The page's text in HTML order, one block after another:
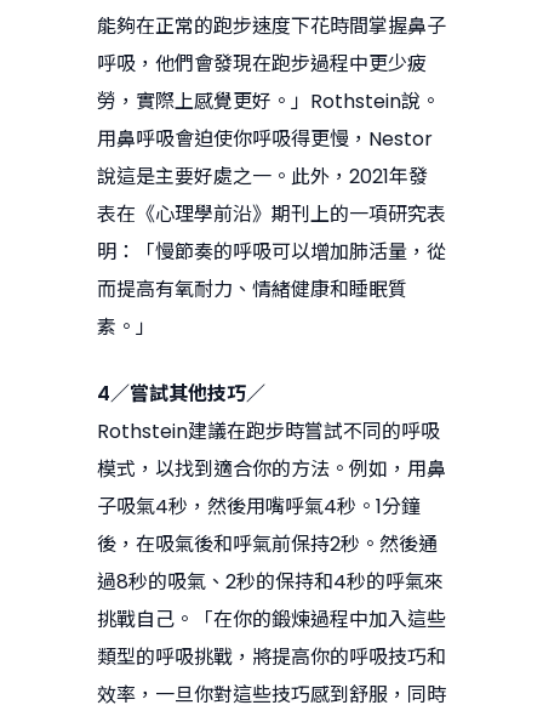
能夠在正常的跑步速度下花時間掌握鼻子
呼吸，他們會發現在跑步過程中更少疲
勞，實際上感覺更好。」Rothstein說。
用鼻呼吸會迫使你呼吸得更慢，Nestor
說這是主要好處之一。此外，2021年發
表在《心理學前沿》期刊上的一項研究表
明：「慢節奏的呼吸可以增加肺活量，從
而提高有氧耐力、情緒健康和睡眠質
素。」
4／嘗試其他技巧／
Rothstein建議在跑步時嘗試不同的呼吸
模式，以找到適合你的方法。例如，用鼻
子吸氣4秒，然後用嘴呼氣4秒。1分鐘
後，在吸氣後和呼氣前保持2秒。然後通
過8秒的吸氣、2秒的保持和4秒的呼氣來
挑戰自己。「在你的鍛煉過程中加入這些
類型的呼吸挑戰，將提高你的呼吸技巧和
效率，一旦你對這些技巧感到舒服，同時